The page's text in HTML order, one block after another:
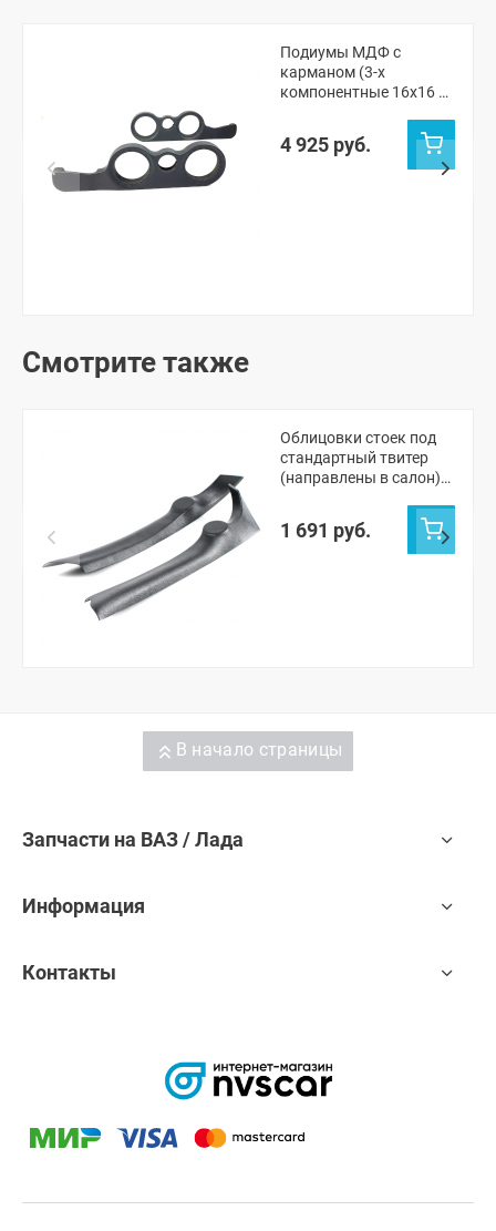
Подиумы МДФ с
карманом (3-х
компонентные 16x16 x
avto" ВАЗ 2101, 2105-07,
Нива ЧПУ (без
4 925 руб.
Смотрите также
Облицовки стоек под
стандартный твитер
(направлены в салон)
Нива, Лада Нива
Тревел (черные)
1 691 руб.
В начало страницы
Запчасти на ВАЗ / Лада
Информация
Контакты